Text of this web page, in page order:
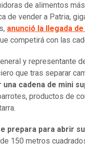
de alimentos
de vender a Patria,
anunció la llegada
competirá con las
y representante
que tras separar
cadena de mini
productos de
prepara para abrir
150 metros